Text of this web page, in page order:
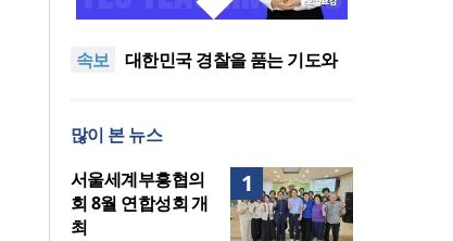
속보
한기연 “전쟁을 부르는 정책을
정신질환 평생유병률 27.8%,
대한민국 경찰을 품는 기도와
한미동맹의 가교 되어주길”
한기연 “전쟁을 부르는 정책을
정신건강 치료 인프라 부족…
정신질환 평생유병률 27.8%,
중증 입원·재활 확충 과제
많이 본 뉴스
1
서울세계부흥협의
회 8월 연합성회 개
최